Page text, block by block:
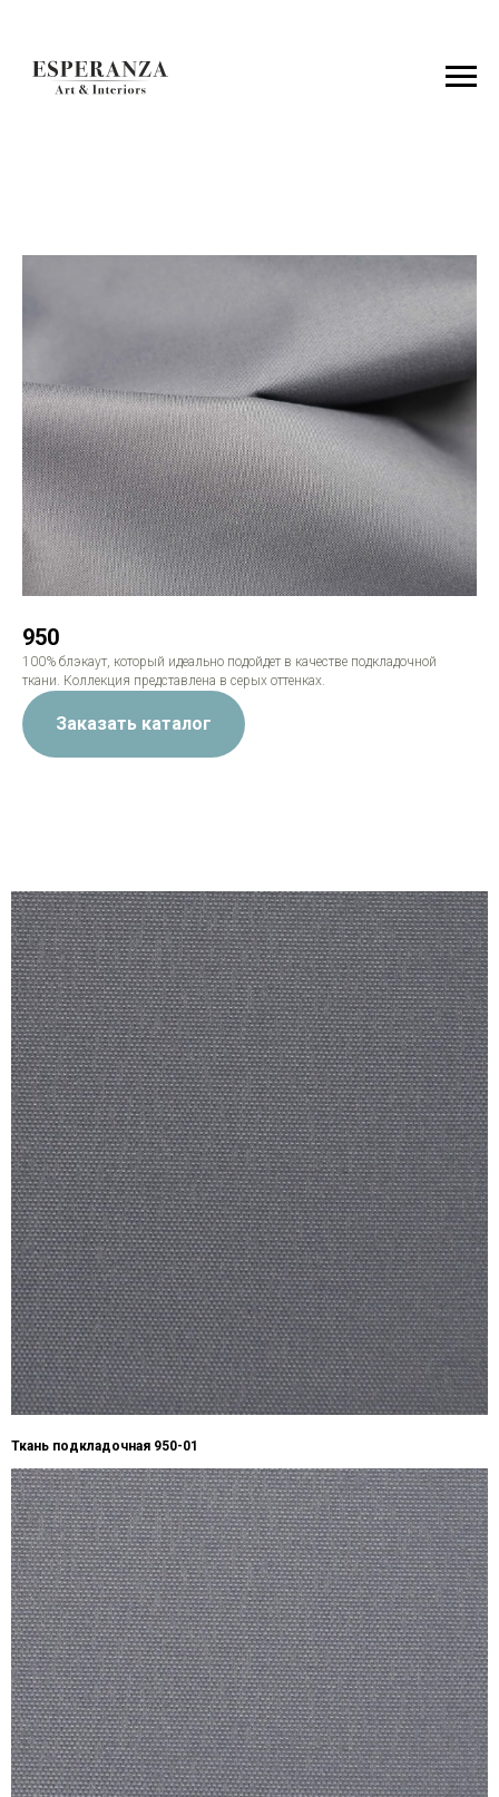
950
100% блэкаут, который идеально подойдет в качестве подкладочной
ткани. Коллекция представлена в серых оттенках.
Заказать каталог
Ткань подкладочная 950-01